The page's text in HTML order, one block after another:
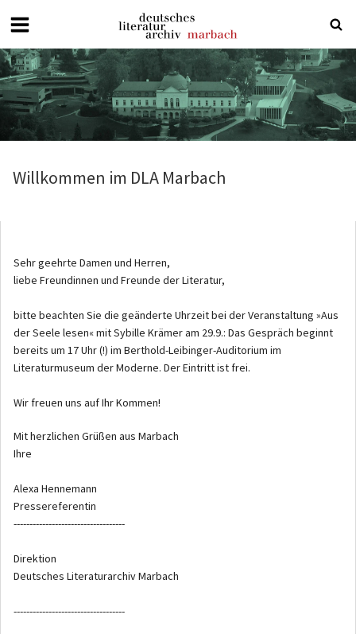
Deutsches
Literaturarchiv
Marbach
Willkommen im DLA Marbach
Sehr geehrte Damen und Herren,
liebe Freundinnen und Freunde der Literatur,
bitte beachten Sie die geänderte Uhrzeit bei der Veranstaltung »Aus
der Seele lesen« mit Sybille Krämer am 29.9.: Das Gespräch beginnt
bereits um 17 Uhr (!) im Berthold-Leibinger-Auditorium im
Literaturmuseum der Moderne. Der Eintritt ist frei.
Wir freuen uns auf Ihr Kommen!
Mit herzlichen Grüßen aus Marbach
Ihre
Alexa Hennemann
Pressereferentin
-----------------------------------
Direktion
Deutsches Literaturarchiv Marbach
-----------------------------------